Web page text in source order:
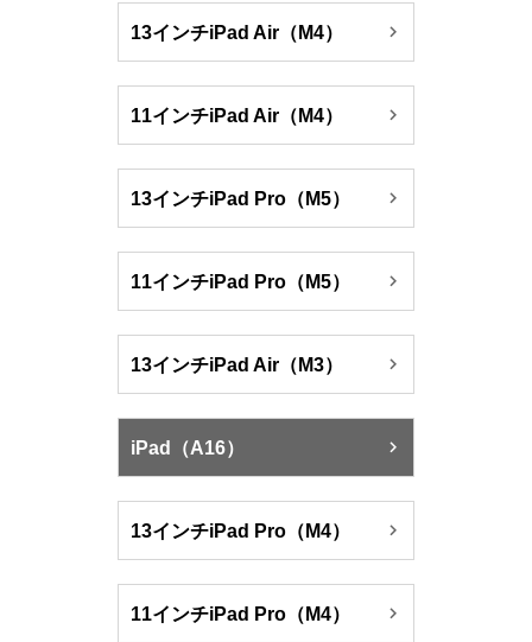
13インチiPad Air（M4） 
11インチiPad Air（M4） 
13インチiPad Pro（M5） 
11インチiPad Pro（M5） 
13インチiPad Air（M3） 
iPad（A16） 
13インチiPad Pro（M4） 
11インチiPad Pro（M4） 